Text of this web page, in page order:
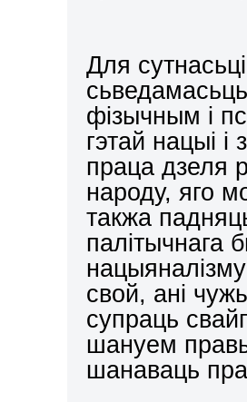
Для
фiзычным i
гэтай нацыi i
праца дзеля
народу, яго
такжа
палiтычнага
свой, анi
супраць
шануем
шанаваць